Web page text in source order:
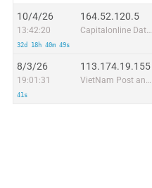
10/4/26
13:42:20
32d 18h 40m 49s
164.52.120.5
Capitalonline Data Service (HK) Co
8/3/26
19:01:31
41s
113.174.19.155
VietNam Post and Telecom Corporation